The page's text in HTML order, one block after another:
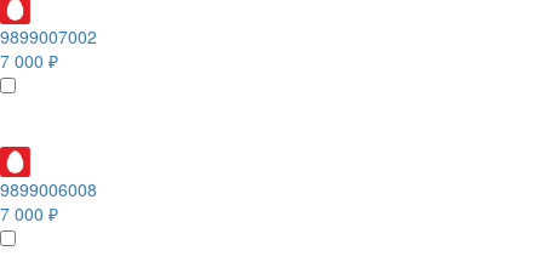
9899007002
7 000 ₽
9899006008
7 000 ₽